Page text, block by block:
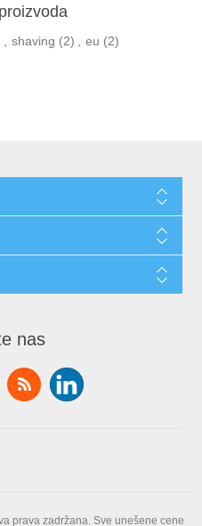
shaving (2) eu (2)
nas
prava zadržana. Sve unešene cene